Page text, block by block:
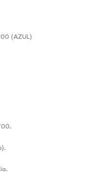
(AZUL)